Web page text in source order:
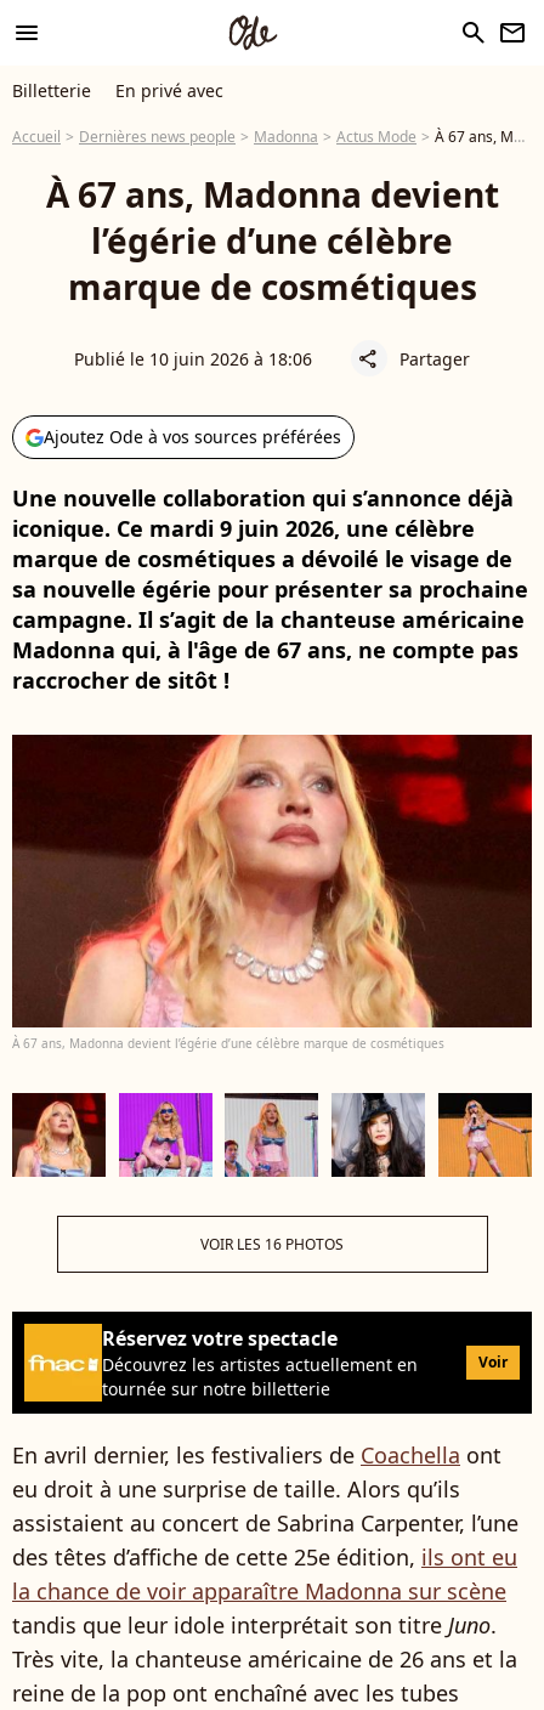
menu search newsletter
Billetterie En privé avec
Accueil Dernières news people Madonna Actus Mode À 67 ans, Madonna devient l’égérie d’une célèbre marque de cosmétiques
À 67 ans, Madonna devient
l’égérie d’une célèbre
marque de cosmétiques
Publié le 10 juin 2026 à 18:06 share Partager
Ajoutez Ode à vos sources préférées
Une nouvelle collaboration qui s’annonce déjà
iconique. Ce mardi 9 juin 2026, une célèbre
marque de cosmétiques a dévoilé le visage de
sa nouvelle égérie pour présenter sa prochaine
campagne. Il s’agit de la chanteuse américaine
Madonna qui, à l'âge de 67 ans, ne compte pas
raccrocher de sitôt !
À 67 ans, Madonna devient l’égérie d’une célèbre marque de cosmétiques
VOIR LES 16 PHOTOS
Réservez votre spectacle
Découvrez les artistes actuellement en
tournée sur notre billetterie
Voir
En avril dernier, les festivaliers de Coachella ont
eu droit à une surprise de taille. Alors qu’ils
assistaient au concert de Sabrina Carpenter, l’une
des têtes d’affiche de cette 25e édition, ils ont eu
la chance de voir apparaître Madonna sur scène
tandis que leur idole interprétait son titre Juno.
Très vite, la chanteuse américaine de 26 ans et la
reine de la pop ont enchaîné avec les tubes